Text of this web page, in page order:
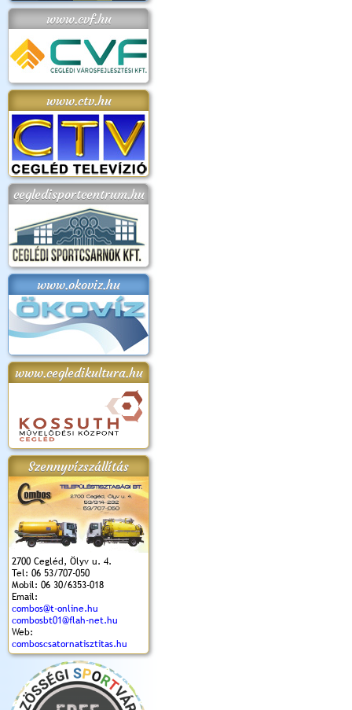
www.cvf.hu
www.ctv.hu
cegledisportcentrum.hu
www.okoviz.hu
www.cegledikultura.hu
Szennyvízszállítás
2700 Cegléd, Ölyv u. 4.
Tel: 06 53/707-050
Mobil: 06 30/6353-018
Email:
combos@t-online.hu
combosbt01@flah-net.hu
Web:
comboscsatornatisztitas.hu
2018.
Kossuth Toborzó
Ünnepély
Szent István Ünnepe
(2017. 08. 20.)